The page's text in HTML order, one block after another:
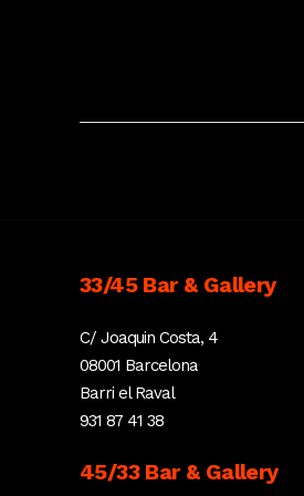
33/45 Bar & Gallery
C/ Joaquin Costa, 4
08001 Barcelona
Barri el Raval
931 87 41 38
45/33 Bar & Gallery